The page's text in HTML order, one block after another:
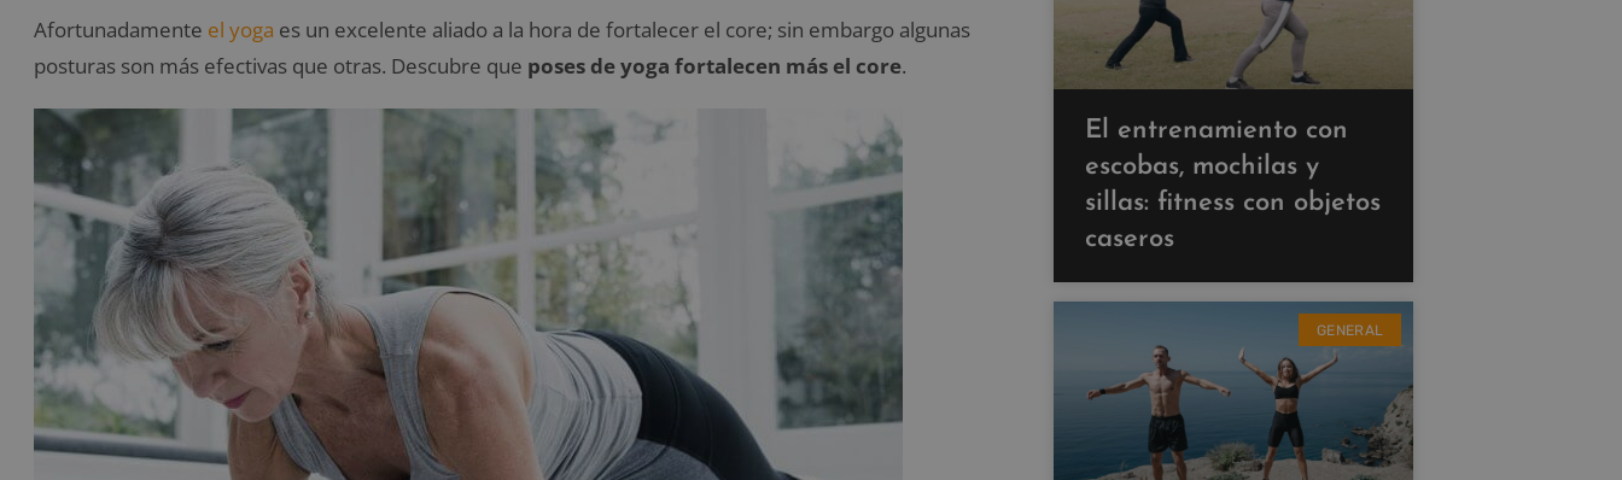
Afortunadamente el yoga es un excelente aliado a la hora de fortalecer el core; sin embargo algunas
posturas son más efectivas que otras. Descubre que poses de yoga fortalecen más el core.
El entrenamiento con
escobas, mochilas y
sillas: fitness con objetos
caseros
GENERAL